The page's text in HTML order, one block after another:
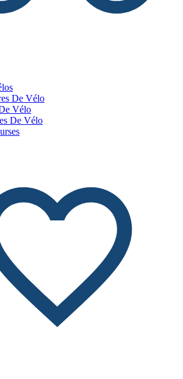
De Vélo
Vélo
De Vélo